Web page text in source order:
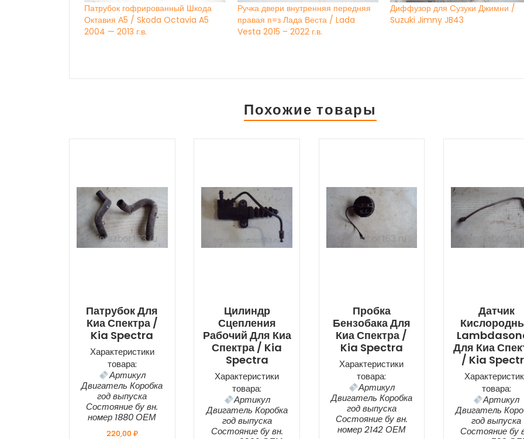
Патрубок гофрированный Шкода
Октавия А5 / Skoda Octavia A5
2004 — 2013 г.в.
Ручка двери внутренняя передняя
правая п=з Лада Веста / Lada
Vesta 2015 – 2022 г.в.
Диффузор для Cузуки Джимни /
Suzuki Jimny JB43
Похожие товары
Патрубок Для
Киа Спектра /
Kia Spectra
Характеристики
товара:
Артикул
Двигатель Коробка
год выпуска
Состояние бу вн.
номер 1880 ОЕМ
220,00₽
Цилиндр
Сцепления
Рабочий Для Киа
Спектра / Kia
Spectra
Характеристики
товара:
Артикул
Двигатель Коробка
год выпуска
Состояние бу вн.
Пробка
Бензобака Для
Киа Спектра /
Kia Spectra
Характеристики
товара:
Артикул
Двигатель Коробка
год выпуска
Состояние бу вн.
номер 2142 ОЕМ
Датчик
Для Киа
/ Kia
товара:
Артикул
Двигатель
год выпуска
Состояние бу